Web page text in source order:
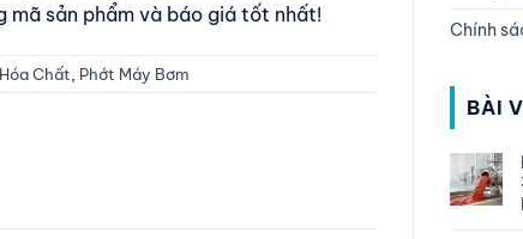
Chính
BÀI
mã sản phẩm và báo giá tốt nhất!
Chất Phớt Máy Bơm